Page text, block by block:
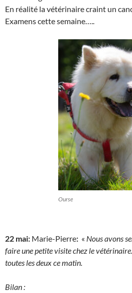
En réalité la vétérinaire craint un
Examens cette semaine…..
Ourse
22 mai: Marie-Pierre: « Nous avons
faire une petite visite chez le
toutes les deux ce matin.
Bilan :